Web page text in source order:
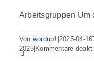
Arbeitsgruppen
Von wordup1 2025-04-
2025| Kommentare